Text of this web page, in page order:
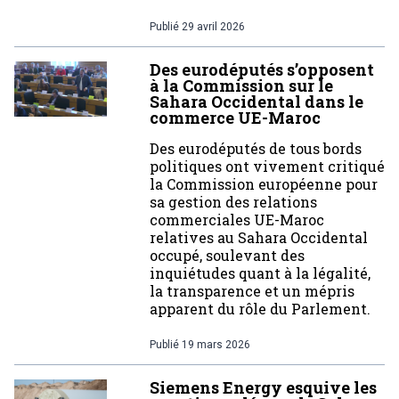
Publié 29 avril 2026
Des eurodéputés s’opposent
à la Commission sur le
Sahara Occidental dans le
commerce UE-Maroc
Des eurodéputés de tous bords
politiques ont vivement critiqué
la Commission européenne pour
sa gestion des relations
commerciales UE-Maroc
relatives au Sahara Occidental
occupé, soulevant des
inquiétudes quant à la légalité,
la transparence et un mépris
apparent du rôle du Parlement.
Publié 19 mars 2026
Siemens Energy esquive les